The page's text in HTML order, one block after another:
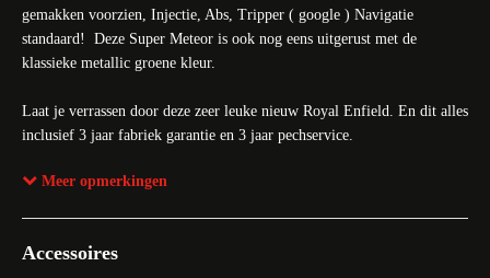
gemakken voorzien, Injectie, Abs, Tripper ( google ) Navigatie
standaard! Deze Super Meteor is ook nog eens uitgerust met de
klassieke metallic groene kleur.
Laat je verrassen door deze zeer leuke nieuw Royal Enfield. En dit alles
inclusief 3 jaar fabriek garantie en 3 jaar pechservice.
Nieuwsgierig? Kom snel naar onze showroom of bel ons voor een
Vraag ons naar de actuele voorraad en beschikbaarheid van deze Royal
Meer opmerkingen
Accessoires